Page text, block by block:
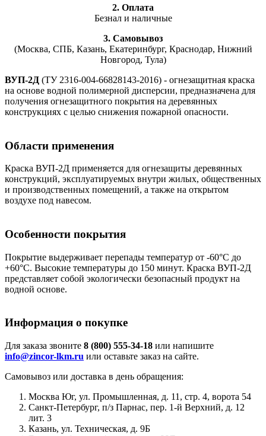
2. Оплата
Безнал и наличные
3. Самовывоз
(Москва, СПБ, Казань, Екатеринбург, Краснодар, Нижний
Новгород, Тула)
ВУП-2Д (ТУ 2316-004-66828143-2016) - огнезащитная краска
на основе водной полимерной дисперсии, предназначена для
получения огнезащитного покрытия на деревянных
конструкциях с целью снижения пожарной опасности.
Области применения
Краска ВУП-2Д применяется для огнезащиты деревянных
конструкций, эксплуатируемых внутри жилых, общественных
и производственных помещений, а также на открытом
воздухе под навесом.
Особенности покрытия
Покрытие выдерживает перепады температур от -60°С до
+60°С. Высокие температуры до 150 минут. Краска ВУП-2Д
представляет собой экологически безопасный продукт на
водной основе.
Информация о покупке
Для заказа звоните 8 (800) 555-34-18 или напишите
info@zincor-lkm.ru или оставьте заказ на сайте.
Самовывоз или доставка в день обращения:
Москва Юг, ул. Промышленная, д. 11, стр. 4, ворота 54
Санкт-Петербург, п/з Парнас, пер. 1-й Верхний, д. 12
лит. 3
Казань, ул. Техническая, д. 9Б